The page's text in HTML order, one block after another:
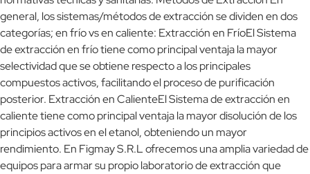
general, los sistemas/métodos de extracción se dividen en dos
categorías; en frío vs en caliente: Extracción en FríoEl Sistema
de extracción en frío tiene como principal ventaja la mayor
selectividad que se obtiene respecto a los principales
compuestos activos, facilitando el proceso de purificación
posterior. Extracción en CalienteEl Sistema de extracción en
caliente tiene como principal ventaja la mayor disolución de los
principios activos en el etanol, obteniendo un mayor
rendimiento. En Figmay S.R.L ofrecemos una amplia variedad de
equipos para armar su propio laboratorio de extracción que